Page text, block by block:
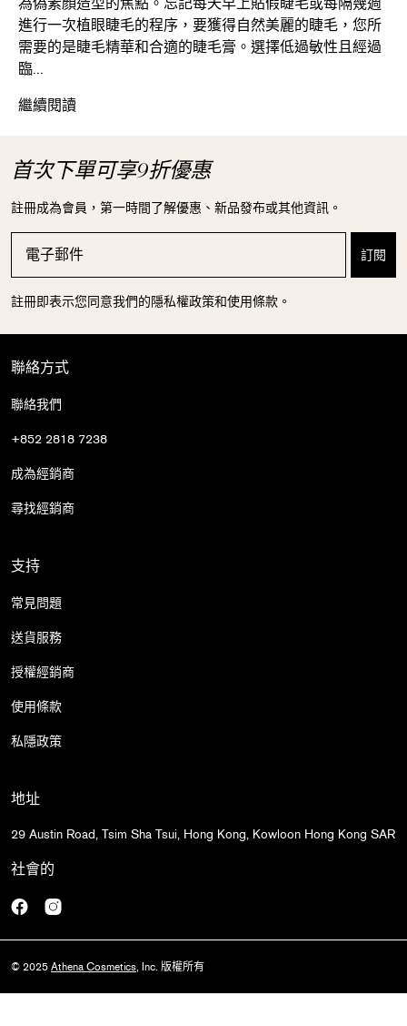
進行一次植眼睫毛的程序，要獲得自然美麗的睫毛，您所
需要的是睫毛精華和合適的睫毛膏。選擇低過敏性且經過
臨...
締造完美裸妝
繼續閱讀
首次下單可享9折優惠
註冊成為會員，第一時間了解優惠、新品發布或其他資訊。
註冊即表示您同意我們的隱私權政策和使用條款。
聯絡方式
聯絡我們
+852 2818 7238
成為經銷商
尋找經銷商
支持
常見問題
送貨服務
授權經銷商
使用條款
私隱政策
地址
29 Austin Road, Tsim Sha Tsui, Hong Kong, Kowloon Hong Kong SAR
社會的
FacebookInstagram
© 2025 Athena Cosmetics, Inc. 版權所有